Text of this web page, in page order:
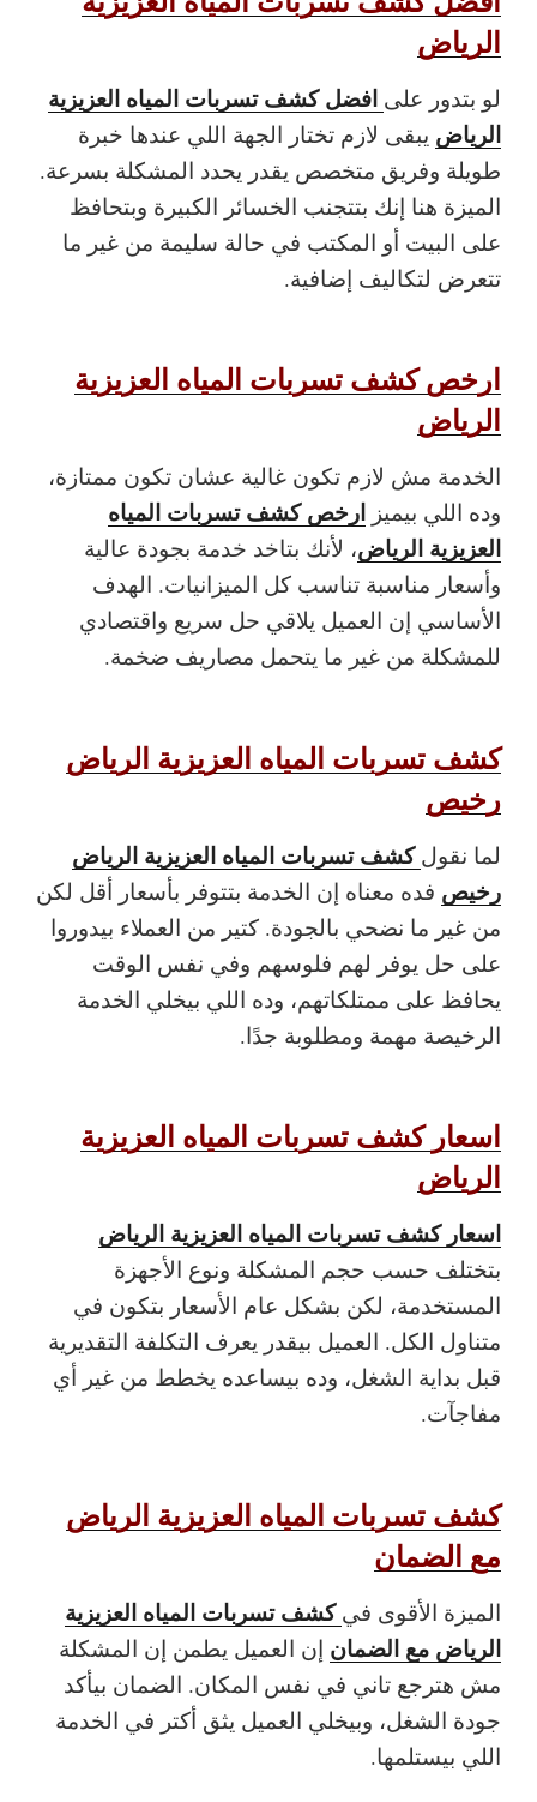
الرياض
لو بتدور على افضل كشف تسربات المياه العزيزية
الرياض يبقى لازم تختار الجهة اللي عندها خبرة
طويلة وفريق متخصص يقدر يحدد المشكلة بسرعة.
الميزة هنا إنك بتتجنب الخسائر الكبيرة وبتحافظ
على البيت أو المكتب في حالة سليمة من غير ما
تتعرض لتكاليف إضافية.
ارخص كشف تسربات المياه العزيزية
الرياض
الخدمة مش لازم تكون غالية عشان تكون ممتازة،
وده اللي بيميز ارخص كشف تسربات المياه
العزيزية الرياض، لأنك بتاخد خدمة بجودة عالية
وأسعار مناسبة تناسب كل الميزانيات. الهدف
الأساسي إن العميل يلاقي حل سريع واقتصادي
للمشكلة من غير ما يتحمل مصاريف ضخمة.
كشف تسربات المياه العزيزية الرياض
رخيص
لما نقول كشف تسربات المياه العزيزية الرياض
رخيص فده معناه إن الخدمة بتتوفر بأسعار أقل لكن
من غير ما نضحي بالجودة. كتير من العملاء بيدوروا
على حل يوفر لهم فلوسهم وفي نفس الوقت
يحافظ على ممتلكاتهم، وده اللي بيخلي الخدمة
الرخيصة مهمة ومطلوبة جدًا.
اسعار كشف تسربات المياه العزيزية
الرياض
اسعار كشف تسربات المياه العزيزية الرياض
بتختلف حسب حجم المشكلة ونوع الأجهزة
المستخدمة، لكن بشكل عام الأسعار بتكون في
متناول الكل. العميل بيقدر يعرف التكلفة التقديرية
قبل بداية الشغل، وده بيساعده يخطط من غير أي
مفاجآت.
كشف تسربات المياه العزيزية الرياض
مع الضمان
الميزة الأقوى في كشف تسربات المياه العزيزية
الرياض مع الضمان إن العميل يطمن إن المشكلة
مش هترجع تاني في نفس المكان. الضمان بيأكد
جودة الشغل، وبيخلي العميل يثق أكتر في الخدمة
اللي بيستلمها.